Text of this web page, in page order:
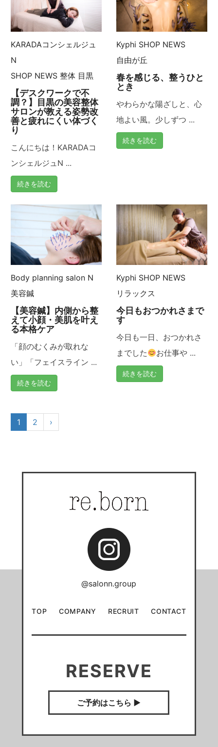
KARADAコンシェルジュ
N
SHOP NEWS 整体 目黒
【デスクワークで不
調？】目黒の美容整体
サロンが教える姿勢改
善と疲れにくい体づく
り
こんにちは！KARADAコ
ンシェルジュN ...
続きを読む
Kyphi SHOP NEWS
自由が丘
春を感じる、整うひと
とき
やわらかな陽ざしと、心
地よい風。少しずつ ...
続きを読む
Body planning salon N
美容鍼
【美容鍼】内側から整
えて小顔・美肌を叶え
る本格ケア
「顔のむくみが取れな
い」「フェイスライン ...
続きを読む
Kyphi SHOP NEWS
リラックス
今日もおつかれさまで
す
今日も一日、おつかれさ
までした
お仕事や ...
続きを読む
1 2 ›
@salonn.group
TOP COMPANY RECRUIT CONTACT
RESERVE
ご予約はこちら ▶︎